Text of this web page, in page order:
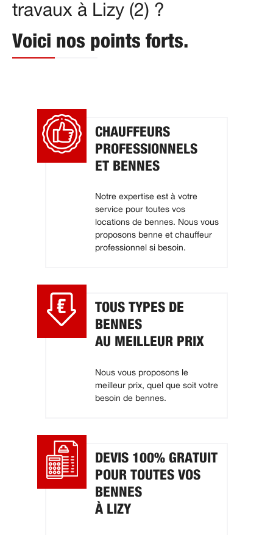
travaux à Lizy (2) ?
Voici nos points forts.
CHAUFFEURS
PROFESSIONNELS
ET BENNES
Notre expertise est à votre
service pour toutes vos
locations de bennes. Nous vous
proposons benne et chauffeur
professionnel si besoin.
TOUS TYPES DE
BENNES
AU MEILLEUR PRIX
Nous vous proposons le
meilleur prix, quel que soit votre
besoin de bennes.
DEVIS 100% GRATUIT
POUR TOUTES VOS
BENNES
À LIZY